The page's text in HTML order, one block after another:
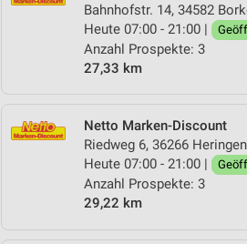
Bahnhofstr. 14, 34582
Heute 07:00 - 21:00 |
Anzahl Prospekte: 3
27,33 km
Netto Marken-Discount
Riedweg 6, 36266 Heringen
Heute 07:00 - 21:00 |
Anzahl Prospekte: 3
29,22 km